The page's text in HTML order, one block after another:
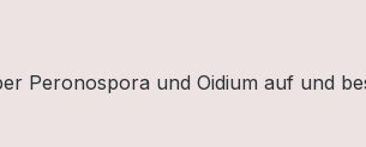
Peronospora und Oidium auf und